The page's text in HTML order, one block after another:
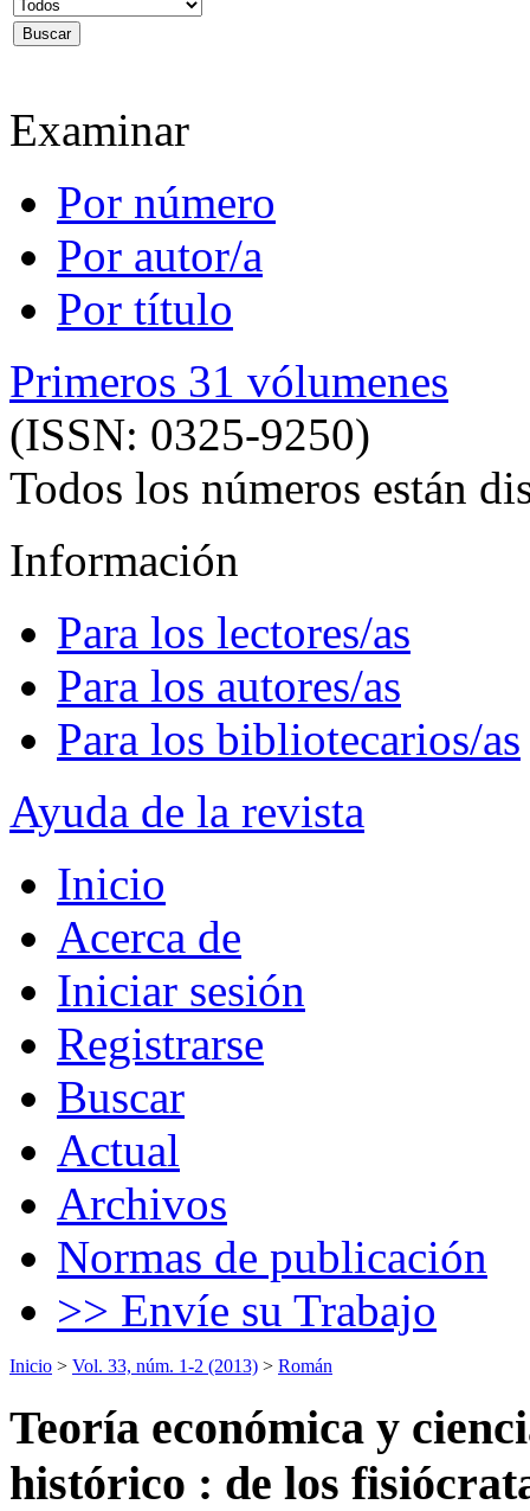
Examinar
Por número
Por autor/a
Por título
Primeros 31 vólumenes
(ISSN: 0325-9250)
Todos los números están
Información
Para los lectores/as
Para los autores/as
Para los bibliotecarios/as
Ayuda de la revista
Inicio
Acerca de
Iniciar sesión
Registrarse
Buscar
Actual
Archivos
Normas de publicación
>> Envíe su Trabajo
Inicio > Vol. 33, núm. 1-2 (2013) > Román
Teoría económica y
histórico : de los